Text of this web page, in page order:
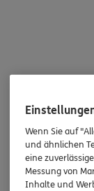
Wenn Sie auf
und ähnlichen
eine
Messung von
Inhalte und